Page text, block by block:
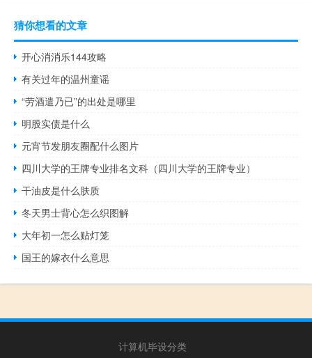
猜你想看的文章
开心消消乐144攻略
有关过年的温州童谣
“劳酒遣乃已”的出处是哪里
明股实债是什么
元宵节发朋友圈配什么图片
四川大学的王牌专业排名文科（四川大学的王牌专业）
干油皮是什么肤质
冬天男士背心怎么织图解
大年初一怎么贴灯笼
国王的嫁衣什么意思
计算机毕设分类